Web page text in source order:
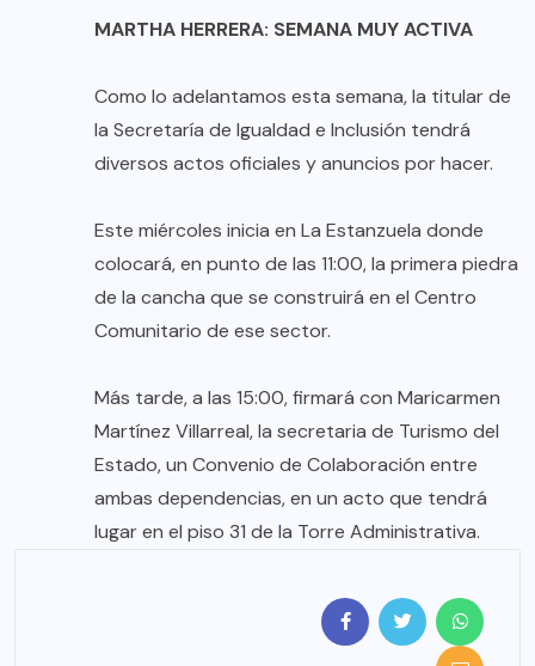
MARTHA HERRERA: SEMANA MUY ACTIVA
Como lo adelantamos esta semana, la titular de
la Secretaría de Igualdad e Inclusión tendrá
diversos actos oficiales y anuncios por hacer.
Este miércoles inicia en La Estanzuela donde
colocará, en punto de las 11:00, la primera piedra
de la cancha que se construirá en el Centro
Comunitario de ese sector.
Más tarde, a las 15:00, firmará con Maricarmen
Martínez Villarreal, la secretaria de Turismo del
Estado, un Convenio de Colaboración entre
ambas dependencias, en un acto que tendrá
lugar en el piso 31 de la Torre Administrativa.